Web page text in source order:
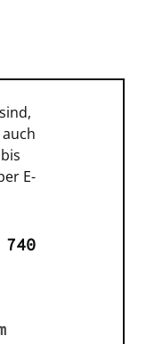
E-